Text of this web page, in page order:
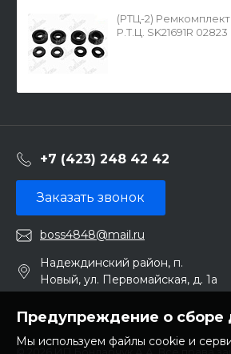
(РТЦ-2) Ремкомплект
Р.Т.Ц. SK21691R 02823
+7 (423) 248 42 42
Заказать звонок
boss4848@mail.ru
Надеждинский район, п.
Новый, ул. Первомайская, д. 1а
Предупреждение о сборе
Мы используем файлы cookie и